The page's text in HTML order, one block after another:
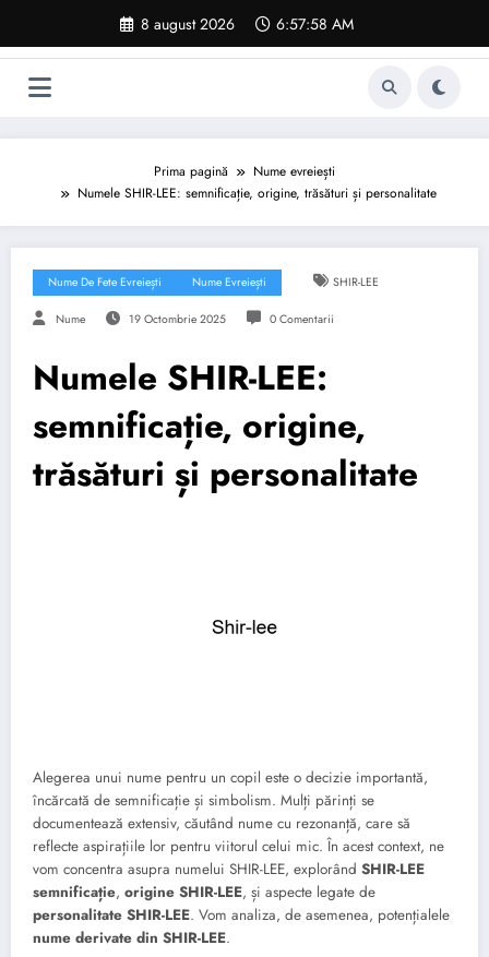
conținut
8 august 2026 6:57:59 AM
Prima pagină
Nume evreiești
Numele SHIR-LEE: semnificație, origine, trăsături și personalitate
Nume De Fete Evreiești Nume Evreiești SHIR-LEE
Nume 19 Octombrie 2025 0 Comentarii
Numele SHIR-LEE:
semnificație, origine,
trăsături și personalitate
Alegerea unui nume pentru un copil este o decizie importantă,
încărcată de semnificație și simbolism. Mulți părinți se
documentează extensiv, căutând nume cu rezonanță, care să
reflecte aspirațiile lor pentru viitorul celui mic. În acest context, ne
vom concentra asupra numelui SHIR-LEE, explorând SHIR-LEE
semnificație, origine SHIR-LEE, și aspecte legate de
personalitate SHIR-LEE. Vom analiza, de asemenea, potențialele
nume derivate din SHIR-LEE.